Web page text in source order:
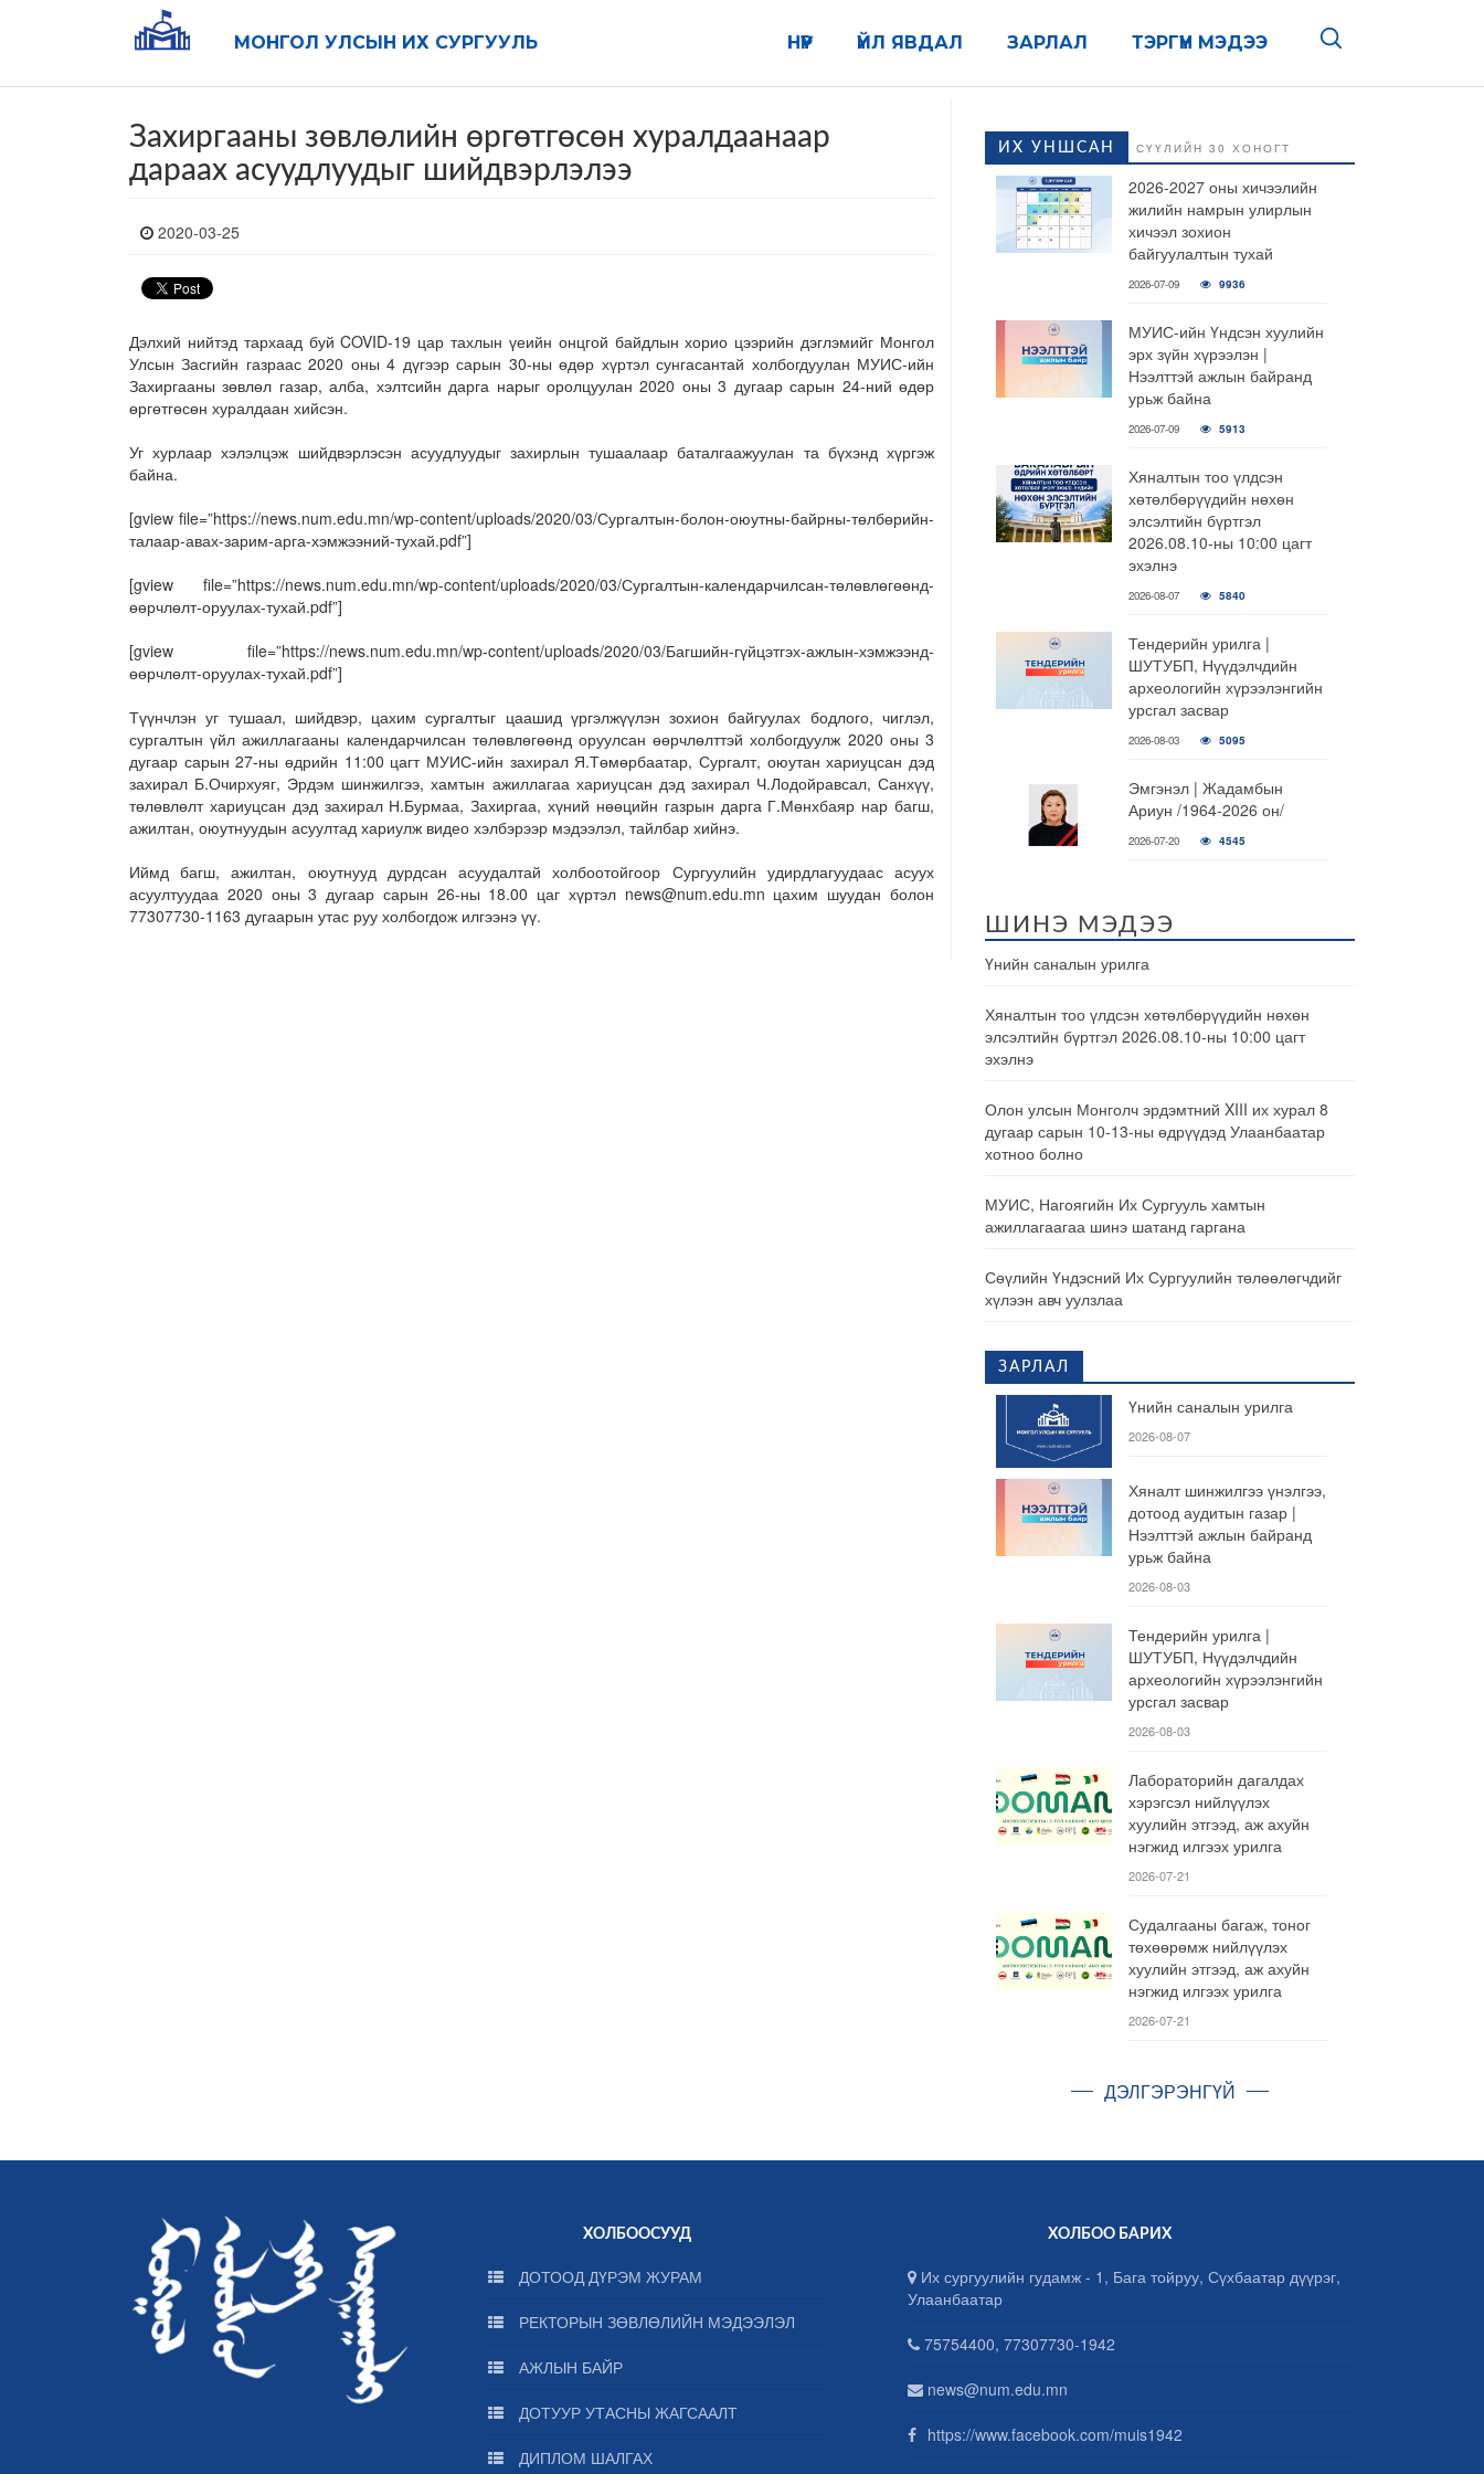
МОНГОЛ УЛСЫН ИХ СУРГУУЛЬ ТЭРГҮҮН МЭДЭЭ
ЗАРЛАЛ
ҮЙЛ ЯВДАЛ
НҮҮР
Захиргааны зөвлөлийн өргөтгөсөн хуралдаанаар
дараах асуудлуудыг шийдвэрлэлээ
2020-03-25
Дэлхий нийтэд тархаад буй COVID-19 цар тахлын үеийн онцгой байдлын хорио цээрийн дэглэмийг Монгол
Улсын Засгийн газраас 2020 оны 4 дүгээр сарын 30-ны өдөр хүртэл сунгасантай холбогдуулан МУИС-ийн
Захиргааны зөвлөл газар, алба, хэлтсийн дарга нарыг оролцуулан 2020 оны 3 дугаар сарын 24-ний өдөр
өргөтгөсөн хуралдаан хийсэн.
Уг хурлаар хэлэлцэж шийдвэрлэсэн асуудлуудыг захирлын тушаалаар баталгаажуулан та бүхэнд хүргэж
байна.
[gview file=”https://news.num.edu.mn/wp-content/uploads/2020/03/Сургалтын-болон-оюутны-байрны-төлбөрийн-
талаар-авах-зарим-арга-хэмжээний-тухай.pdf”]
[gview file=”https://news.num.edu.mn/wp-content/uploads/2020/03/Сургалтын-календарчилсан-төлөвлөгөөнд-
өөрчлөлт-оруулах-тухай.pdf”]
[gview file=”https://news.num.edu.mn/wp-content/uploads/2020/03/Багшийн-гүйцэтгэх-ажлын-хэмжээнд-
өөрчлөлт-оруулах-тухай.pdf”]
Түүнчлэн уг тушаал, шийдвэр, цахим сургалтыг цаашид үргэлжүүлэн зохион байгуулах бодлого, чиглэл,
сургалтын үйл ажиллагааны календарчилсан төлөвлөгөөнд оруулсан өөрчлөлттэй холбогдуулж 2020 оны 3
дугаар сарын 27-ны өдрийн 11:00 цагт МУИС-ийн захирал Я.Төмөрбаатар, Сургалт, оюутан хариуцсан дэд
захирал Б.Очирхуяг, Эрдэм шинжилгээ, хамтын ажиллагаа хариуцсан дэд захирал Ч.Лодойравсал, Санхүү,
төлөвлөлт хариуцсан дэд захирал Н.Бурмаа, Захиргаа, хүний нөөцийн газрын дарга Г.Мөнхбаяр нар багш,
ажилтан, оюутнуудын асуултад хариулж видео хэлбэрээр мэдээлэл, тайлбар хийнэ.
Иймд багш, ажилтан, оюутнууд дурдсан асуудалтай холбоотойгоор Сургуулийн удирдлагуудаас асуух
асуултуудаа 2020 оны 3 дугаар сарын 26-ны 18.00 цаг хүртэл news@num.edu.mn цахим шуудан болон
77307730-1163 дугаарын утас руу холбогдож илгээнэ үү.
ИХ УНШСАН СҮҮЛИЙН 30 ХОНОГТ
2026-2027 оны хичээлийн
жилийн намрын улирлын
хичээл зохион
байгуулалтын тухай
2026-07-09 9936
МУИС-ийн Үндсэн хуулийн
эрх зүйн хүрээлэн |
Нээлттэй ажлын байранд
урьж байна
2026-07-09 5913
Хяналтын тоо үлдсэн
хөтөлбөрүүдийн нөхөн
элсэлтийн бүртгэл
2026.08.10-ны 10:00 цагт
эхэлнэ
2026-08-07 5840
Тендерийн урилга |
ШУТУБП, Нүүдэлчдийн
археологийн хүрээлэнгийн
урсгал засвар
2026-08-03 5095
Эмгэнэл | Жадамбын
Ариун /1964-2026 он/
2026-07-20 4545
ШИНЭ МЭДЭЭ
Үнийн саналын урилга
Хяналтын тоо үлдсэн хөтөлбөрүүдийн нөхөн
элсэлтийн бүртгэл 2026.08.10-ны 10:00 цагт
эхэлнэ
Олон улсын Монголч эрдэмтний XIII их хурал 8
дугаар сарын 10-13-ны өдрүүдэд Улаанбаатар
хотноо болно
МУИС, Нагоягийн Их Сургууль хамтын
ажиллагаагаа шинэ шатанд гаргана
Сөүлийн Үндэсний Их Сургуулийн төлөөлөгчдийг
хүлээн авч уулзлаа
ЗАРЛАЛ
Үнийн саналын урилга
2026-08-07
Хяналт шинжилгээ үнэлгээ,
дотоод аудитын газар |
Нээлттэй ажлын байранд
урьж байна
2026-08-03
Тендерийн урилга |
ШУТУБП, Нүүдэлчдийн
археологийн хүрээлэнгийн
урсгал засвар
2026-08-03
Лабораторийн дагалдах
хэрэгсэл нийлүүлэх
хуулийн этгээд, аж ахуйн
нэгжид илгээх урилга
2026-07-21
Судалгааны багаж, тоног
төхөөрөмж нийлүүлэх
хуулийн этгээд, аж ахуйн
нэгжид илгээх урилга
2026-07-21
ДЭЛГЭРЭНГҮЙ
ХОЛБООСУУД
ДОТООД ДҮРЭМ ЖУРАМ
РЕКТОРЫН ЗӨВЛӨЛИЙН МЭДЭЭЛЭЛ
АЖЛЫН БАЙР
ДОТУУР УТАСНЫ ЖАГСААЛТ
ДИПЛОМ ШАЛГАХ
ХОЛБОО БАРИХ
Их сургуулийн гудамж - 1, Бага тойруу, Сүхбаатар дүүрэг,
Улаанбаатар
75754400, 77307730-1942
news@num.edu.mn
https://www.facebook.com/muis1942